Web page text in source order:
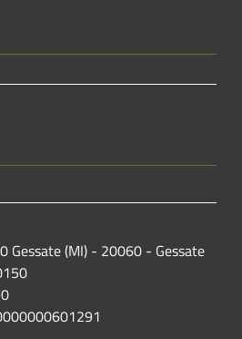
Gessate (MI) - 20060 - Gessate